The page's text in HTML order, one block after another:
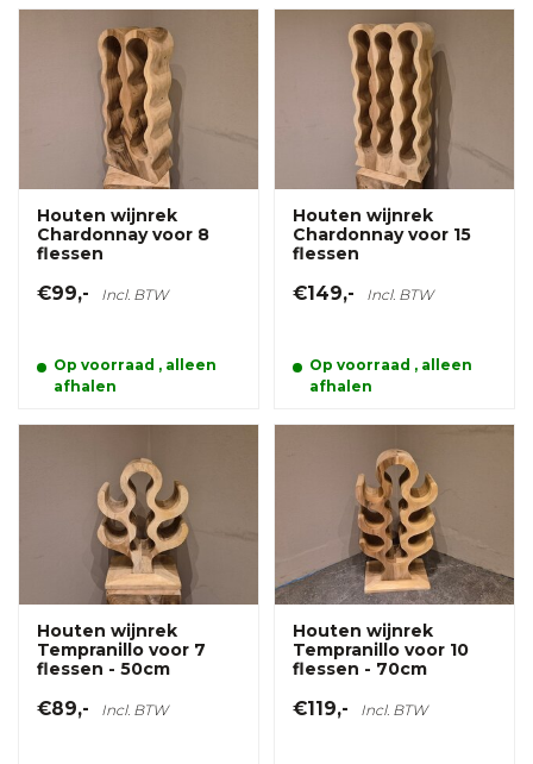
Houten wijnrek
Chardonnay voor 8
flessen
€99,- Incl. BTW
Op voorraad , alleen
afhalen
Houten wijnrek
Chardonnay voor 15
flessen
€149,- Incl. BTW
Op voorraad , alleen
afhalen
Houten wijnrek
Tempranillo voor 7
flessen - 50cm
€89,- Incl. BTW
Houten wijnrek
Tempranillo voor 10
flessen - 70cm
€119,- Incl. BTW